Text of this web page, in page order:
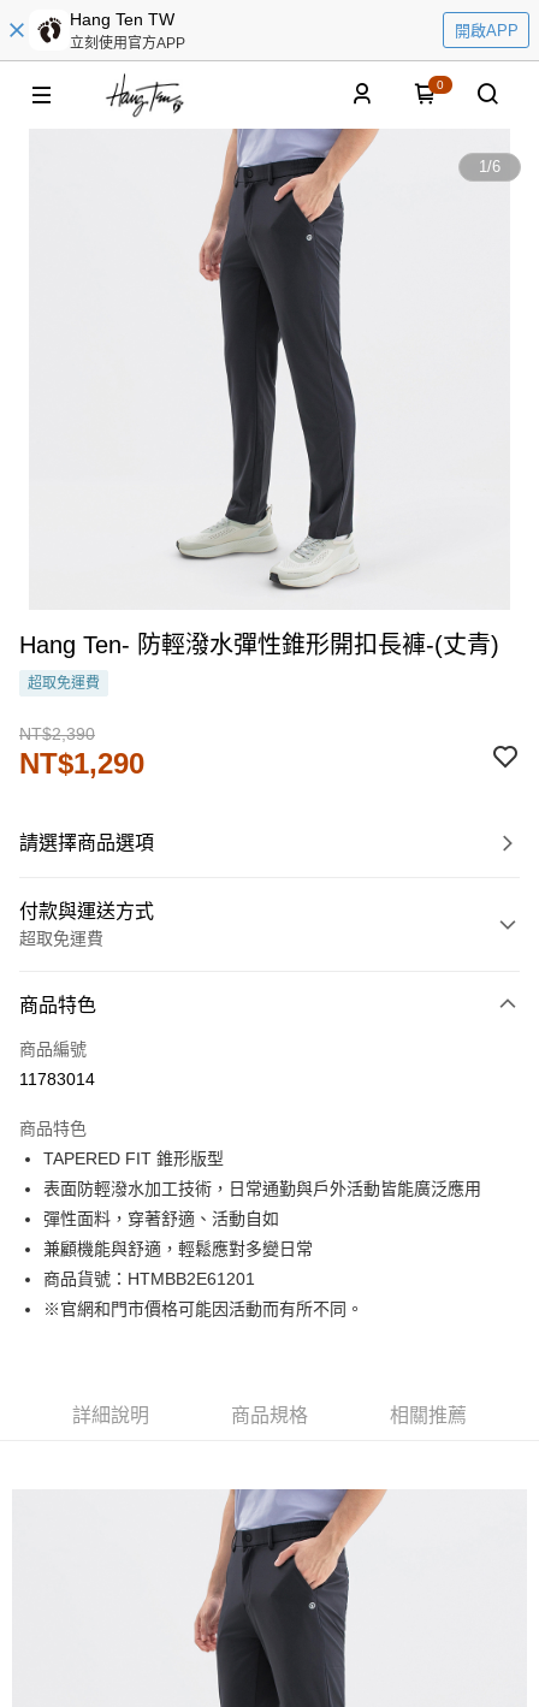
Hang Ten TW
立刻使用官方APP
開啟APP
0
1/6
Hang Ten- 防輕潑水彈性錐形開扣長褲-(丈青)
超取免運費
NT$2,390
NT$1,290
請選擇商品選項
付款與運送方式
超取免運費
信用卡一次付款
LINE Pay
街口支付
悠遊付
Google Pay
貨到付款
商品特色
商品編號
11783014
商品特色
TAPERED FIT 錐形版型
表面防輕潑水加工技術，日常通勤與戶外活動皆能廣泛應用
彈性面料，穿著舒適、活動自如
兼顧機能與舒適，輕鬆應對多變日常
商品貨號：HTMBB2E61201
※官網和門市價格可能因活動而有所不同。
詳細說明 商品規格 相關推薦